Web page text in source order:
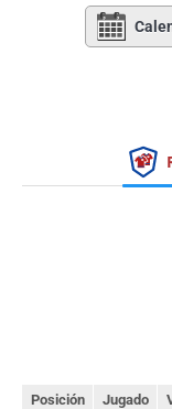
Posición Jugado